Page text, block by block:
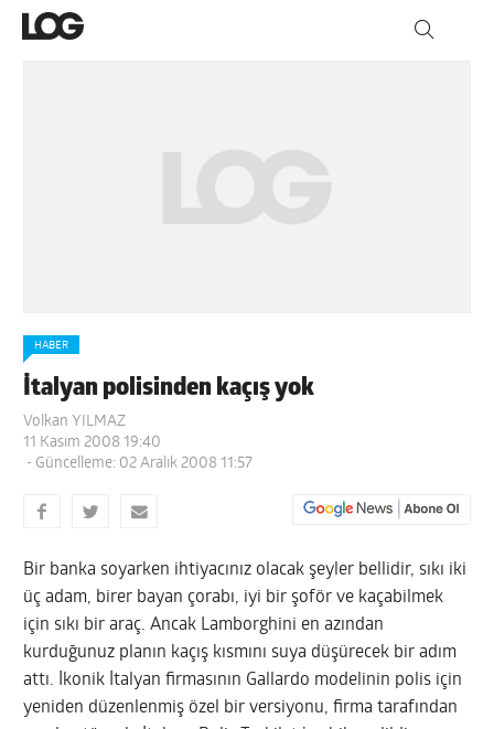
HABER
İtalyan polisinden kaçış yok
Volkan YILMAZ
11 Kasım 2008 19:40
- Güncelleme: 02 Aralık 2008 11:57
Bir banka soyarken ihtiyacınız olacak şeyler bellidir, sıkı iki
üç adam, birer bayan çorabı, iyi bir şoför ve kaçabilmek
için sıkı bir araç. Ancak Lamborghini en azından
kurduğunuz planın kaçış kısmını suya düşürecek bir adım
attı. İkonik İtalyan firmasının Gallardo modelinin polis için
yeniden düzenlenmiş özel bir versiyonu, firma tarafından